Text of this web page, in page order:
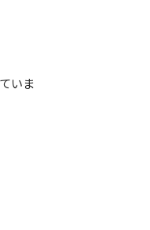
いま